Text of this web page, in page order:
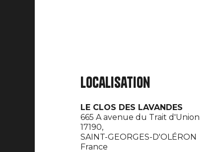
Localisation
LE CLOS DES LAVANDES
665 A avenue du Trait d'Union
17190,
SAINT-GEORGES-D'OLÉRON
France